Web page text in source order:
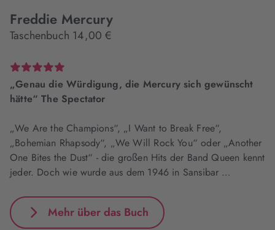
Freddie Mercury
Taschenbuch 14,00 €
„Genau die Würdigung, die Mercury sich gewünscht
hätte“ The Spectator
„We Are the Champions“, „I Want to Break Free“,
„Bohemian Rhapsody“, „We Will Rock You“ oder „Another
One Bites the Dust“ - die großen Hits der Band Queen kennt
jeder. Doch wie wurde aus dem 1946 in Sansibar …
Mehr über das Buch